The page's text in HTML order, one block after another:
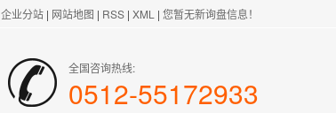
企业分站 | 网站地图 | RSS | XML | 您暂无新询盘信息！
全国咨询热线:
0512-55172933